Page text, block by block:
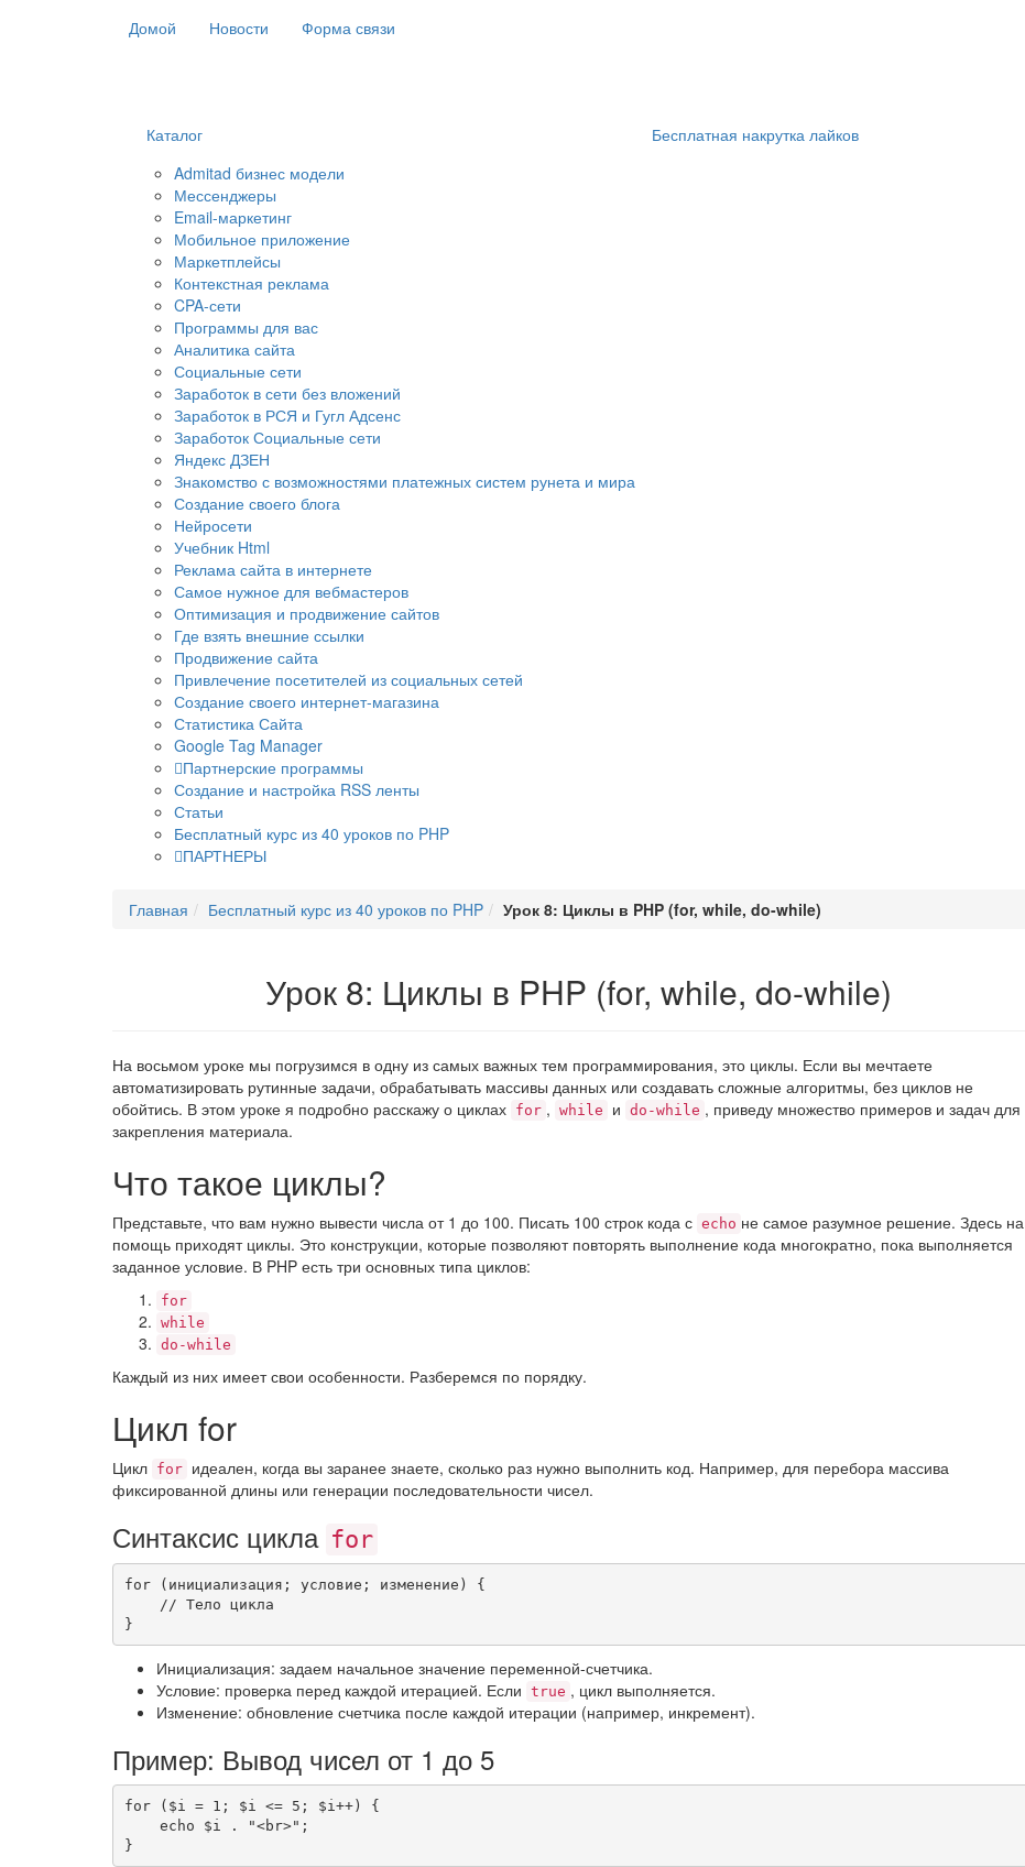
Домой Новости Форма связи
Каталог
Admitad бизнес модели
Мессенджеры
Email-маркетинг
Мобильное приложение
Маркетплейсы
Контекстная реклама
CPA-сети
Программы для вас
Аналитика сайта
Социальные сети
Заработок в сети без вложений
Заработок в РСЯ и Гугл Адсенс
Заработок Социальные сети
Яндекс ДЗЕН
Знакомство с возможностями платежных систем рунета и мира
Создание своего блога
Нейросети
Учебник Html
Реклама сайта в интернете
Самое нужное для вебмастеров
Оптимизация и продвижение сайтов
Где взять внешние ссылки
Продвижение сайта
Привлечение посетителей из социальных сетей
Создание своего интернет-магазина
Статистика Сайта
Google Tag Manager
Партнерские программы
Создание и настройка RSS ленты
Статьи
Бесплатный курс из 40 уроков по PHP
ПАРТНЕРЫ
Бесплатная накрутка лайков
Главная Бесплатный курс из 40 уроков по PHP Урок 8: Циклы в PHP (for, while, do-while)
Урок 8: Циклы в PHP (for, while, do-while)
На восьмом уроке мы погрузимся в одну из самых важных тем программирования, это циклы. Если вы мечтаете
автоматизировать рутинные задачи, обрабатывать массивы данных или создавать сложные алгоритмы, без циклов не
обойтись. В этом уроке я подробно расскажу о циклах for , while и do-while , приведу множество примеров и задач для
закрепления материала.
Что такое циклы?
Представьте, что вам нужно вывести числа от 1 до 100. Писать 100 строк кода с echo не самое разумное решение. Здесь на
помощь приходят циклы. Это конструкции, которые позволяют повторять выполнение кода многократно, пока выполняется
заданное условие. В PHP есть три основных типа циклов:
for
while
do-while
Каждый из них имеет свои особенности. Разберемся по порядку.
Цикл for
Цикл for идеален, когда вы заранее знаете, сколько раз нужно выполнить код. Например, для перебора массива
фиксированной длины или генерации последовательности чисел.
Синтаксис цикла for
for ( инициализация ; условие ; изменение )
{
// Тело цикла
}
Инициализация: задаем начальное значение переменной-счетчика.
Условие: проверка перед каждой итерацией. Если true , цикл выполняется.
Изменение: обновление счетчика после каждой итерации (например, инкремент).
Пример: Вывод чисел от 1 до 5
for ( $i = 1 ; $i <= 5 ; $i ++)
{
echo
$i . "<br>" ;
}